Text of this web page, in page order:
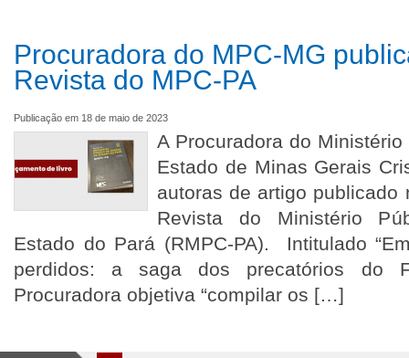
Procuradora do MPC-MG
Revista do MPC-PA
Publicação em 18 de maio de 2023
A Procuradora do
Estado de Minas Gerais
autoras de artigo publicado
Revista do Ministério
Estado do Pará (RMPC-PA). Intitulado
perdidos: a saga dos precatórios do
Procuradora objetiva “compilar os […]